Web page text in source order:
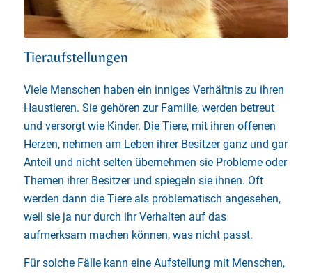
Tieraufstellungen
Viele Menschen haben ein inniges Verhältnis zu ihren
Haustieren. Sie gehören zur Familie, werden betreut
und versorgt wie Kinder. Die Tiere, mit ihren offenen
Herzen, nehmen am Leben ihrer Besitzer ganz und gar
Anteil und nicht selten übernehmen sie Probleme oder
Themen ihrer Besitzer und spiegeln sie ihnen. Oft
werden dann die Tiere als problematisch angesehen,
weil sie ja nur durch ihr Verhalten auf das
aufmerksam machen können, was nicht passt.
Für solche Fälle kann eine Aufstellung mit Menschen,